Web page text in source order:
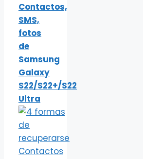
Contactos,
SMS,
fotos
de
Samsung
Galaxy
S22/S22+/S22
Ultra